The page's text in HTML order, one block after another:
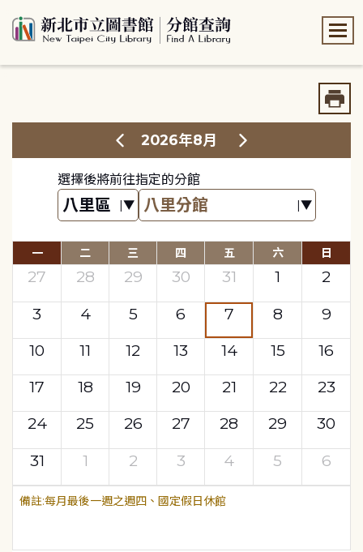
2026年8月
選擇後將前往指定的分館
一 二 三 四 五 六 日
27 28 29 30 31 1
2
3
4 5 6 7 8
9
10
11 12 13 14 15
16
17
18 19 20 21 22
23
24
25 26 27 28 29
30
31
1 2 3 4 5 6
每月最後一週之週四、國定假日休館